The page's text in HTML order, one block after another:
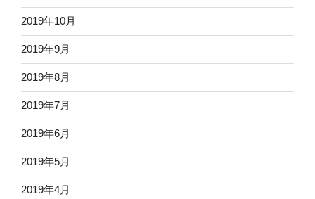
2019年10月
2019年9月
2019年8月
2019年7月
2019年6月
2019年5月
2019年4月